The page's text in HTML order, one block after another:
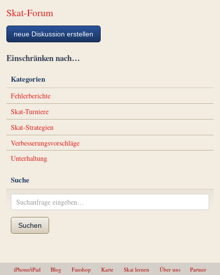
Skat-Forum
neue Diskussion erstellen
Einschränken nach…
Kategorien
Fehlerberichte
Skat-Turniere
Skat-Strategien
Verbesserungsvorschläge
Unterhaltung
Suche
Suchen
iPhone/iPad Blog Fanshop Karte Skat lernen Über uns Partner